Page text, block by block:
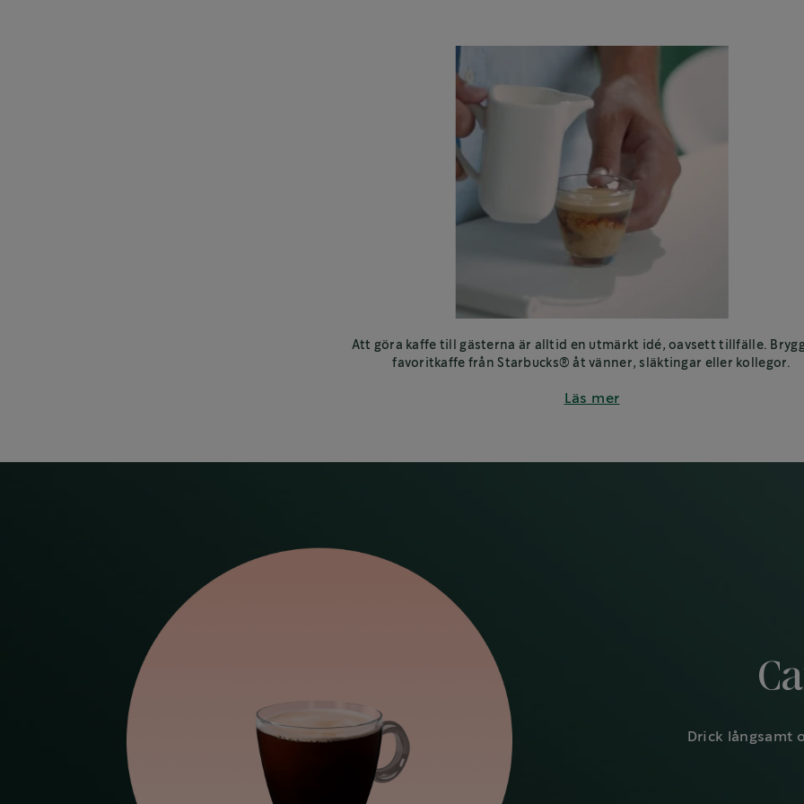
Att göra kaffe till gästerna är alltid en utmärkt idé, oavsett tillfälle.
favoritkaffe från Starbucks® åt vänner, släktingar eller kollegor.
Läs mer
Drick långsamt